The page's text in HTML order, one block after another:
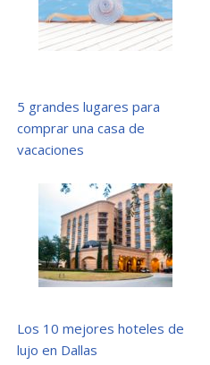
5 grandes lugares para
comprar una casa de
vacaciones
Los 10 mejores hoteles de
lujo en Dallas